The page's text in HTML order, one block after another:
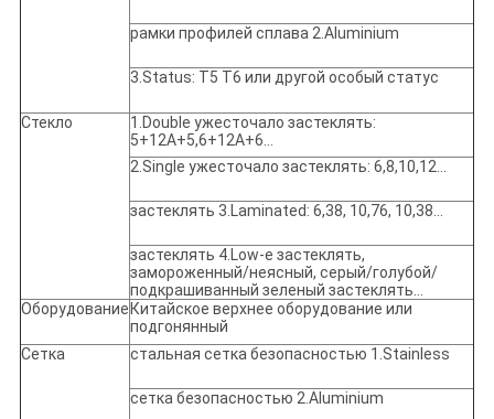
рамки профилей сплава 2.Aluminium
3.Status: T5 T6 или другой особый статус
Стекло
1.Double ужесточало застеклять:
5+12A+5,6+12A+6…
2.Single ужесточало застеклять: 6,8,10,12…
застеклять 3.Laminated: 6,38, 10,76, 10,38…
застеклять 4.Low-e застеклять,
замороженный/неясный, серый/голубой/
подкрашиванный зеленый застеклять…
Оборудование Китайское верхнее оборудование или
подгонянный
Сетка
стальная сетка безопасностью 1.Stainless
сетка безопасностью 2.Aluminium